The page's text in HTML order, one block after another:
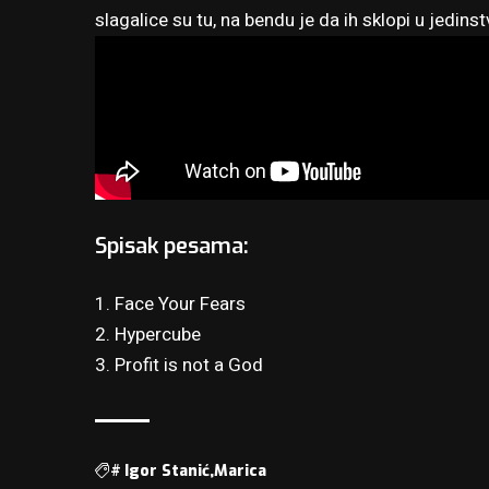
slagalice su tu, na bendu je da ih sklopi u
Spisak pesama:
1. Face Your Fears
2. Hypercube
3. Profit is not a God
# Igor Stanić Marica